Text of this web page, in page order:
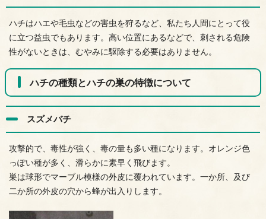
ハチはハエや毛虫などの害虫を狩るなど、私たち人間にとって役
に立つ益虫でもあります。高い位置にあるなどで、刺される危険
性がないときは、むやみに駆除する必要はありません。
ハチの種類とハチの巣の特徴について
スズメバチ
攻撃的で、毒性が強く、毒の量も多い種になります。オレンジ色
っぽい種が多く、滑らかに素早く飛びます。
巣は球形でマーブル模様の外皮に覆われています。一か所、及び
二か所の外皮の穴から蜂が出入りします。